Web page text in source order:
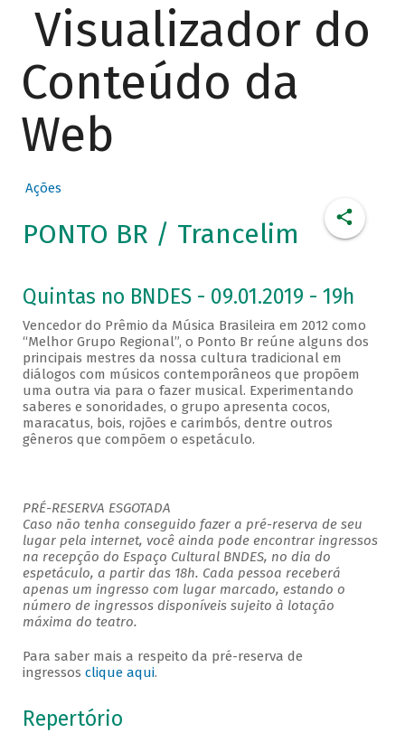
Visualizador do
Conteúdo da
Web
Ações
PONTO BR / Trancelim
Quintas no BNDES - 09.01.2019 - 19h
Vencedor do Prêmio da Música Brasileira em 2012 como
“Melhor Grupo Regional”, o Ponto Br reúne alguns dos
principais mestres da nossa cultura tradicional em
diálogos com músicos contemporâneos que propõem
uma outra via para o fazer musical. Experimentando
saberes e sonoridades, o grupo apresenta cocos,
maracatus, bois, rojões e carimbós, dentre outros
gêneros que compõem o espetáculo.
PRÉ-RESERVA ESGOTADA
Caso não tenha conseguido fazer a pré-reserva de seu
lugar pela internet, você ainda pode encontrar ingressos
na recepção do Espaço Cultural BNDES, no dia do
espetáculo, a partir das 18h. Cada pessoa receberá
apenas um ingresso com lugar marcado, estando o
número de ingressos disponíveis sujeito à lotação
máxima do teatro.
Para saber mais a respeito da pré-reserva de
ingressos clique aqui.
Repertório